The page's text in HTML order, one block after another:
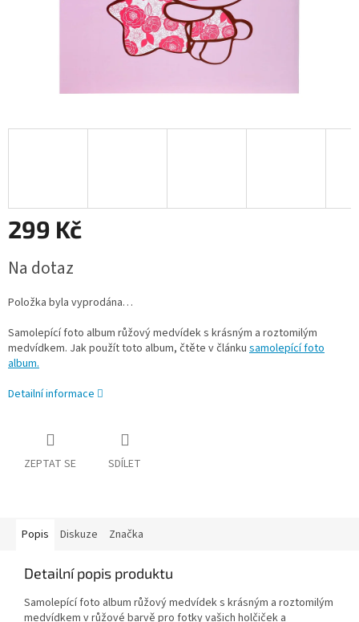
299 Kč
cena:
Na dotaz
Položka byla vyprodána…
Samolepící foto album růžový medvídek s krásným a roztomilým
medvídkem. Jak použít toto album, čtěte v článku samolepící foto
album.
Detailní informace
ZEPTAT SE SDÍLET
Popis Diskuze Značka
Detailní popis produktu
Samolepící foto album růžový medvídek s krásným a roztomilým
medvídkem v růžové barvě pro fotky vašich holčiček a